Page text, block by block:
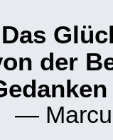
der
—